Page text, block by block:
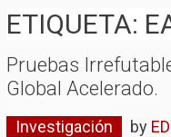
ETIQUETA:
Pruebas
Global Acelerado.
Investigación by